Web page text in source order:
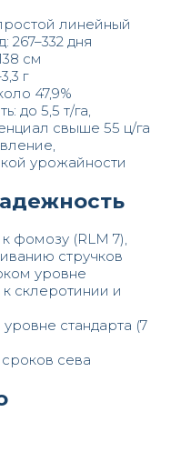
линейный
267–332 дня
см
г
47,9%
до 5,5 т/га,
свыше 55 ц/га
урожайности
фомозу (RLM 7),
стручков
уровне
склеротинии и
стандарта (7
сева